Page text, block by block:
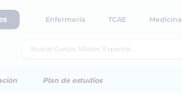
Enfermería TCAE Medicina
Plan de estudios